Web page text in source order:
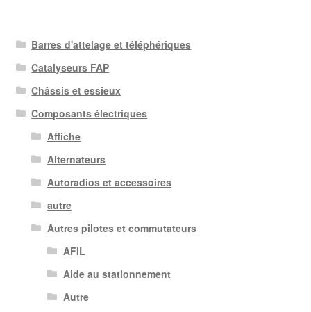
Barres d'attelage et téléphériques
Catalyseurs FAP
Châssis et essieux
Composants électriques
Affiche
Alternateurs
Autoradios et accessoires
autre
Autres pilotes et commutateurs
AFIL
Aide au stationnement
Autre